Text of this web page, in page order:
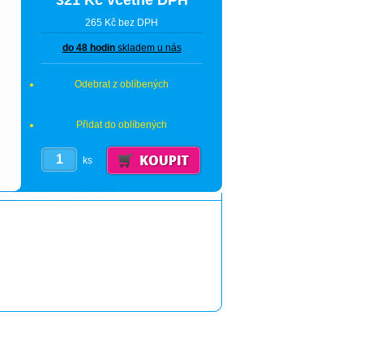
265 Kč bez DPH
do 48 hodinskladem u nás
Odebrat z oblíbených
Přidat do oblíbených
ks